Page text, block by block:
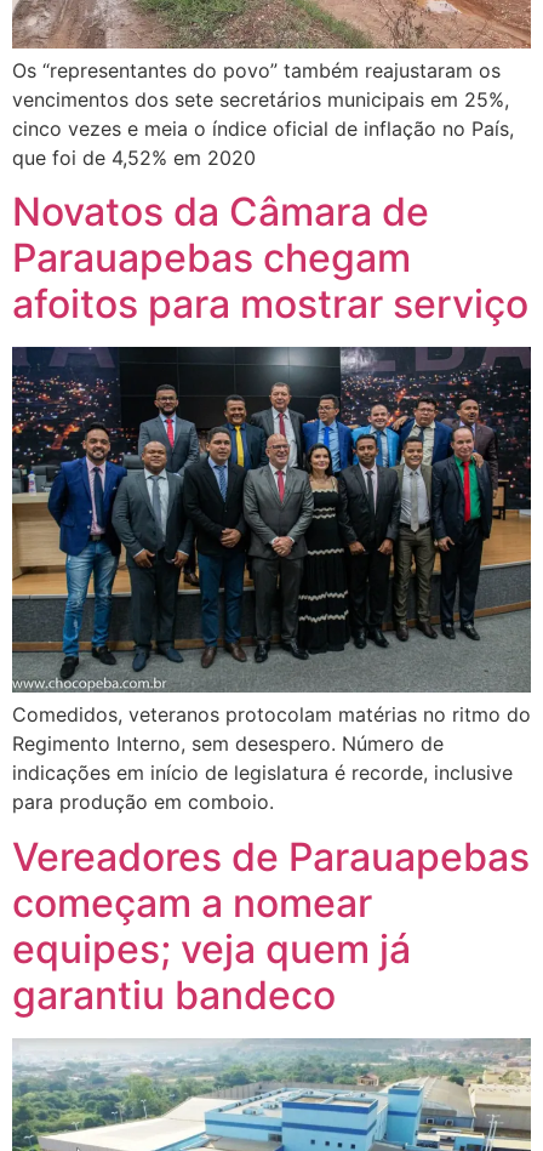
Os “representantes do povo” também reajustaram os
vencimentos dos sete secretários municipais em 25%,
cinco vezes e meia o índice oficial de inflação no País,
que foi de 4,52% em 2020
Novatos da Câmara de
Parauapebas chegam
afoitos para mostrar serviço
Comedidos, veteranos protocolam matérias no ritmo do
Regimento Interno, sem desespero. Número de
indicações em início de legislatura é recorde, inclusive
para produção em comboio.
Vereadores de Parauapebas
começam a nomear
equipes; veja quem já
garantiu bandeco